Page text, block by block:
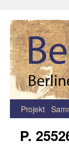
Zum
Projekt
P.